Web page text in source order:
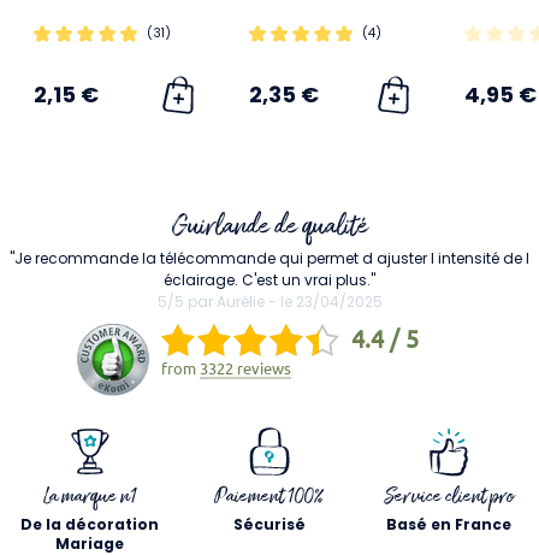
(31)
2,15 €
(4)
2,35 € 4,95 €
La marque n1
De la décoration
Mariage
Paiement 100%
Sécurisé
Service client pro
Basé en France
Guirlande de qualité
"Je recommande la télécommande qui permet d ajuster l intensité de l
éclairage. C'est un vrai plus."
5/5 par Aurélie - le 23/04/2025
4.4 / 5
from 3322 reviews